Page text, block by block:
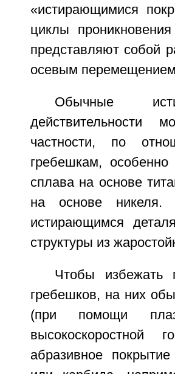
«истирающимися
циклы
представляют собой
осевым
Обычные
действительности
частности, по
гребешкам,
сплава на основе
на основе никеля.
истирающимся
структуры из
Чтобы избежать
гребешков, на них
(при помощи
абразивное